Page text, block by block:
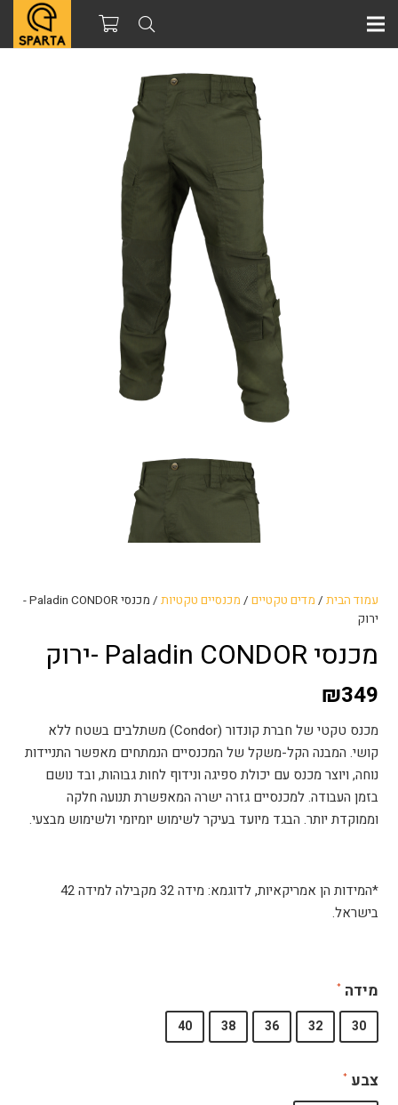
עמוד הבית / מדים טקטיים / מכנסיים טקטיות
/ מכנסי Paladin CONDOR -
ירוק
מכנסי Paladin CONDOR -ירוק
₪349
מכנס טקטי של חברת קונדור (Condor) משתלבים בשטח ללא
קושי. המבנה הקל-משקל של המכנסיים הנמתחים מאפשר התניידות
נוחה, ויוצר מכנס עם יכולת ספיגה ונידוף לחות גבוהות, ובד נושם
בזמן העבודה. למכנסיים גזרה ישרה המאפשרת תנועה חלקה
וממוקדת יותר. הבגד מיועד בעיקר לשימוש יומיומי ולשימוש מבצעי.
*המידות הן אמריקאיות, לדוגמא: מידה 32 מקבילה למידה 42
בישראל.
מידה
30
32
36
38
40
צבע